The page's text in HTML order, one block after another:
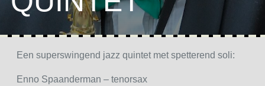
Een superswingend jazz quintet met spetterend soli:
Enno Spaanderman – tenorsax